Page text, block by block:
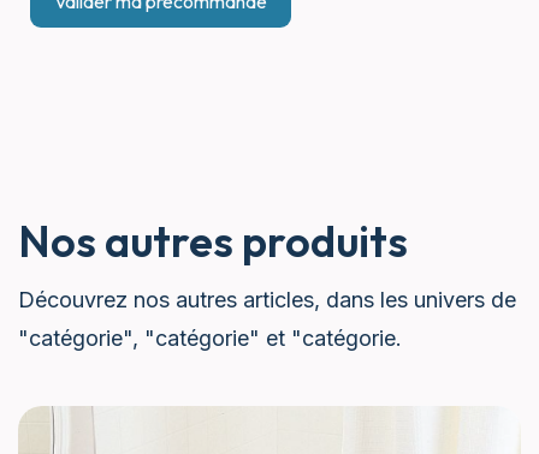
Nos autres produits
Découvrez nos autres articles, dans les univers de
"catégorie", "catégorie" et "catégorie.